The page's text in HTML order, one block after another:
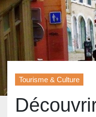
Tourisme & Culture